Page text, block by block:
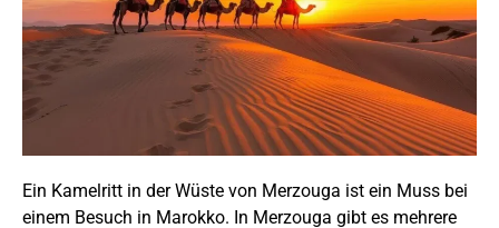
Ein Kamelritt in der Wüste von Merzouga ist ein Muss bei
einem Besuch in Marokko. In Merzouga gibt es mehrere